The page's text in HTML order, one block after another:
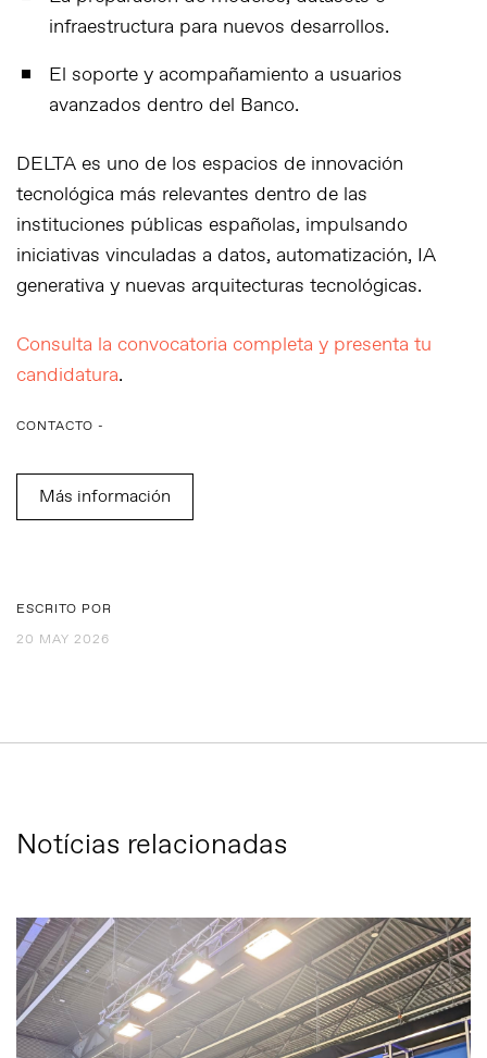
infraestructura para nuevos desarrollos.
El soporte y acompañamiento a usuarios
avanzados dentro del Banco.
DELTA es uno de los espacios de innovación
tecnológica más relevantes dentro de las
instituciones públicas españolas, impulsando
iniciativas vinculadas a datos, automatización, IA
generativa y nuevas arquitecturas tecnológicas.
Consulta la convocatoria completa y presenta tu
candidatura.
CONTACTO -
Más información
ESCRITO POR
20 MAY 2026
Notícias relacionadas